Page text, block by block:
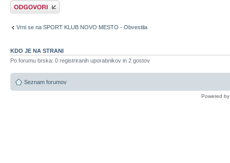
Napiši odgovor
Vrni se na SPORT KLUB NOVO MESTO - Obvestila
KDO JE NA STRANI
Po forumu brska: 0 registriranih uporabnikov in 2 gostov
Seznam forumov
Powered